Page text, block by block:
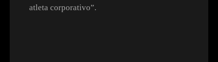
atleta corporativo”.